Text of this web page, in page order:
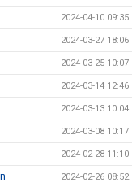
2024-04-10 09:35
2024-03-27 18:06
2024-03-25 10:07
2024-03-14 12:46
2024-03-13 10:04
2024-03-08 10:17
2024-02-28 11:10
2024-02-26 08:52